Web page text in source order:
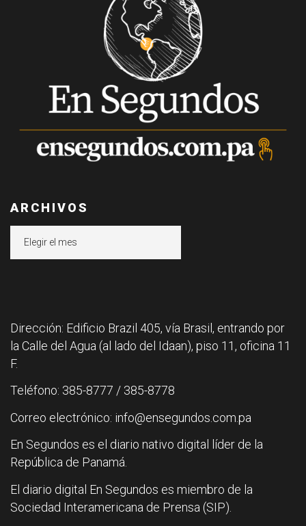
ARCHIVOS
Dirección: Edificio Brazil 405, vía Brasil, entrando por
la Calle del Agua (al lado del Idaan), piso 11, oficina 11
F.
Teléfono: 385-8777 / 385-8778
Correo electrónico: info@ensegundos.com.pa
En Segundos es el diario nativo digital líder de la
República de Panamá.
El diario digital En Segundos es miembro de la
Sociedad Interamericana de Prensa (SIP).